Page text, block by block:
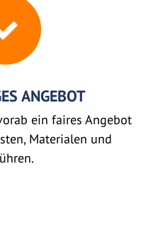
ANGEBOT
ein faires Angebot
Materialen und